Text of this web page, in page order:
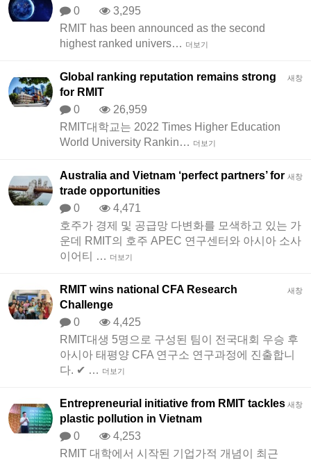
0
3,295
RMIT has been announced as the second
highest ranked univers… 더보기
새창
Global ranking reputation remains strong
for RMIT
0
26,959
RMIT대학교는 2022 Times Higher Education
World University Rankin… 더보기
새창
Australia and Vietnam ‘perfect partners’ for
trade opportunities
0
4,471
호주가 경제 및 공급망 다변화를 모색하고 있는 가
운데 RMIT의 호주 APEC 연구센터와 아시아 소사
이어티 … 더보기
새창
RMIT wins national CFA Research
Challenge
0
4,425
RMIT대생 5명으로 구성된 팀이 전국대회 우승 후
아시아 태평양 CFA 연구소 연구과정에 진출합니
다. ✔ … 더보기
새창
Entrepreneurial initiative from RMIT tackles
plastic pollution in Vietnam
0
4,253
RMIT 대학에서 시작된 기업가적 개념이 최근